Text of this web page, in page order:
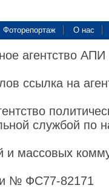
Фоторепортаж О нас
агентство
ссылка на
службой по
и массовых
№ ФС77-82171